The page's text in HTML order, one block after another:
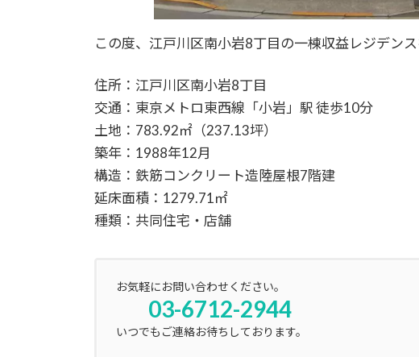
この度、江戸川区南小岩8丁目の一棟収益レジデンス
住所：江戸川区南小岩8丁目
交通：東京メトロ東西線「小岩」駅 徒歩10分
土地：783.92㎡（237.13坪）
築年：1988年12月
構造：鉄筋コンクリート造陸屋根7階建
延床面積：1279.71㎡
種類：共同住宅・店舗
お気軽にお問い合わせください。
03-6712-2944
いつでもご連絡お待ちしております。